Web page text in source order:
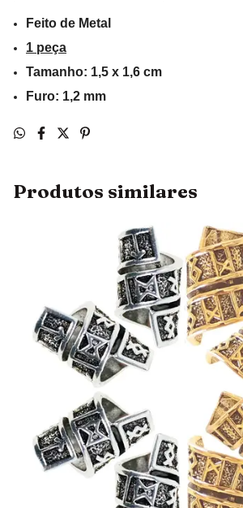
Feito de Metal
1 peça
Tamanho: 1,5 x 1,6 cm
Furo: 1,2 mm
Produtos similares